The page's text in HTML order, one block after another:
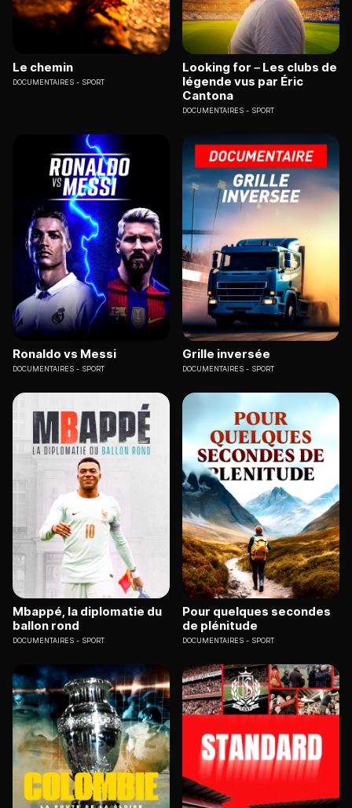
Le chemin
DOCUMENTAIRES SPORT
Looking for – Les clubs de
légende vus par Éric
Cantona
DOCUMENTAIRES SPORT
Ronaldo vs Messi
DOCUMENTAIRES SPORT
Grille inversée
DOCUMENTAIRES SPORT
Mbappé, la diplomatie du
ballon rond
DOCUMENTAIRES SPORT
Pour quelques secondes
de plénitude
DOCUMENTAIRES SPORT